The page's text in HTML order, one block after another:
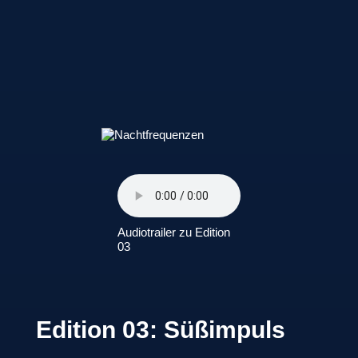
Edition 03: Süßimpuls
Audiotrailer zu Edition
03